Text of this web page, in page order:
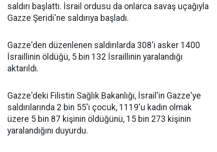
saldırı başlattı. İsrail ordusu da onlarca savaş uçağıyla
Gazze Şeridi'ne saldırıya başladı.
Gazze'den düzenlenen saldırılarda 308'i asker 1400
İsraillinin öldüğü, 5 bin 132 İsraillinin yaralandığı
aktarıldı.
Gazze'deki Filistin Sağlık Bakanlığı, İsrail'in Gazze'ye
saldırılarında 2 bin 55'i çocuk, 1119'u kadın olmak
üzere 5 bin 87 kişinin öldüğünü, 15 bin 273 kişinin
yaralandığını duyurdu.